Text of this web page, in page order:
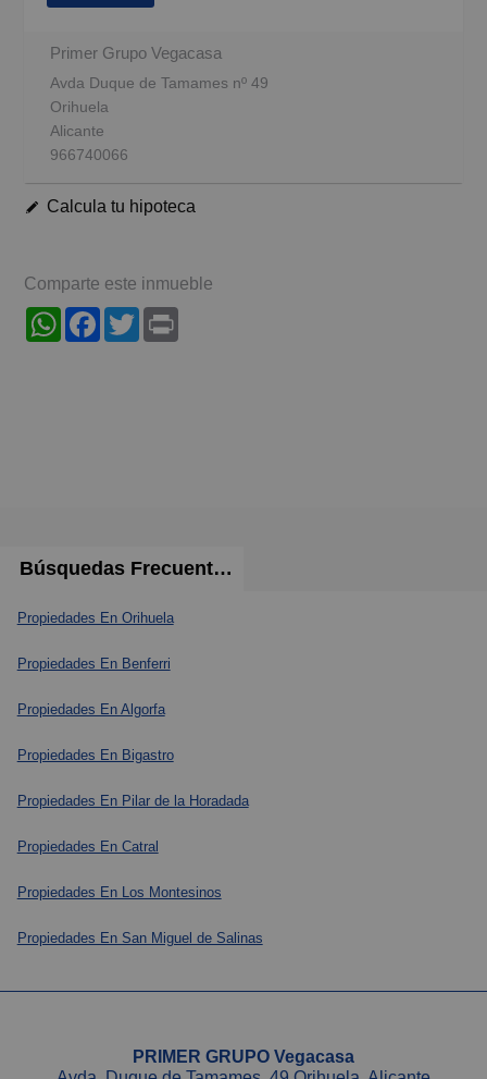
Primer Grupo Vegacasa
Avda Duque de Tamames nº 49
Orihuela
Alicante
966740066
Calcula tu hipoteca
Comparte este inmueble
WhatsAppFacebook
Twitter
Búsquedas Frecuentes
Propiedades En Orihuela
Propiedades En Benferri
Propiedades En Algorfa
Propiedades En Bigastro
Propiedades En Pilar de la Horadada
Propiedades En Catral
Propiedades En Los Montesinos
Propiedades En San Miguel de Salinas
PRIMER GRUPO Vegacasa